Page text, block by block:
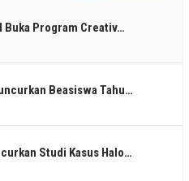
Buka Program Creativ…
Beasiswa Tahu…
Studi Kasus Halo…